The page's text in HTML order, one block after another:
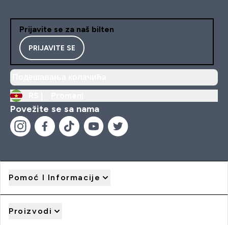
Prijavite se za naš bilten
PRIJAVITE SE
Povežite se sa nama
Pomoć I Informacije
Proizvodi